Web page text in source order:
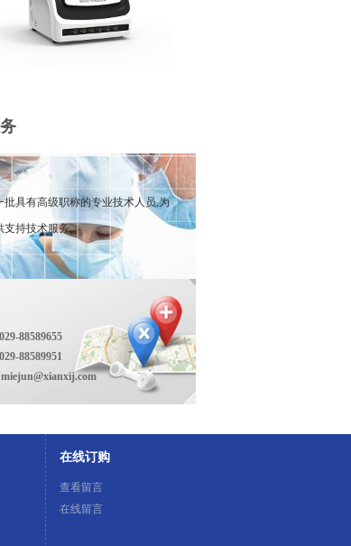
批具有高级职称的专业技术人员,为
支持技术服务
88589655
88589951
在线订购
查看留言
在线留言